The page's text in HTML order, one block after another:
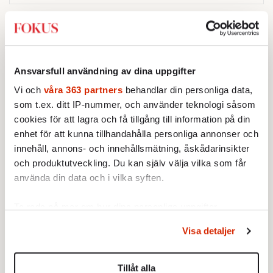
Ansvarsfull användning av dina uppgifter
Vi och våra 363 partners behandlar din personliga data,
som t.ex. ditt IP-nummer, och använder teknologi såsom
cookies för att lagra och få tillgång till information på din
enhet för att kunna tillhandahålla personliga annonser och
innehåll, annons- och innehållsmätning, åskådarinsikter
och produktutveckling. Du kan själv välja vilka som får
använda din data och i vilka syften.
Du kan ändra eller dra tillbaka ditt samtycke när som
helst från cookie-förklaringen.
Visa detaljer
Tillåt alla
STICKET
Jonathan Norström:Vad gör vi om
polisen inte kan skydda oss?
Brottsstatistiken må visa att
samhället har blivit tryggare,
men är siffrorna tillförlitliga om
många inte ser meningen i att
anmäla brott?
STICKET
Att flera medier och politiker
talade om ”flyktingar” i Ceuta
för dem som faktiskt flyr krig
STICKET